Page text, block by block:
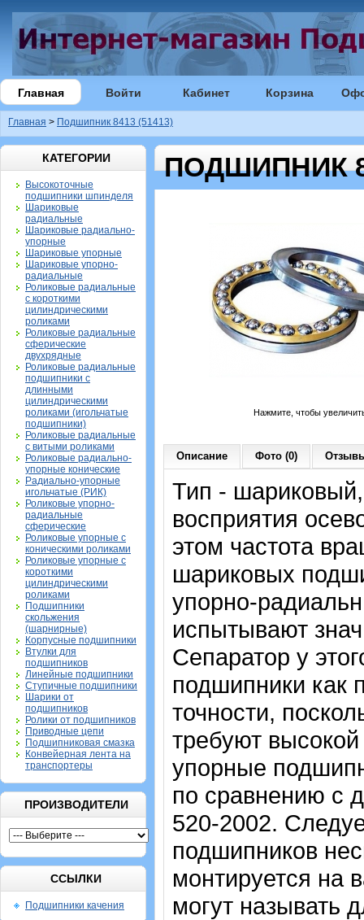
Главная Войти Кабинет Корзина
Главная > Подшипник 8413 (51413)
КАТЕГОРИИ
Высокоточные
подшипники шпинделя
Шариковые
радиальные
Шариковые радиально-
упорные
Шариковые упорные
Шариковые упорно-
радиальные
Роликовые радиальные
с короткими
цилиндрическими
роликами
Роликовые радиальные
сферические
двухрядные
Роликовые радиальные
подшипники с
длинными
цилиндрическими
роликами (игольчатые
подшипники)
Роликовые радиальные
с витыми роликами
Роликовые радиально-
упорные конические
Радиально-упорные
игольчатые (РИК)
Роликовые упорно-
радиальные
сферические
Роликовые упорные с
коническими роликами
Роликовые упорные с
короткими
цилиндрическими
роликами
Подшипники
скольжения
(шарнирные)
Корпусные подшипники
Втулки для
подшипников
Линейные подшипники
Ступичные подшипники
Шарики от
подшипников
Ролики от подшипников
Приводные цепи
Подшипниковая смазка
Конвейерная лента на
транспортеры
ПРОИЗВОДИТЕЛИ
ССЫЛКИ
Подшипники качения
ПОДШИПНИК
Нажмите, чтобы
Описание Фото (0)
Тип -
восприятия
этом частота
шариковых
упорно-
испытывают
Сепаратор у
подшипники как
точности,
требуют
упорные
по сравнению с
520-2002.
подшипников
монтируется на
могут называть